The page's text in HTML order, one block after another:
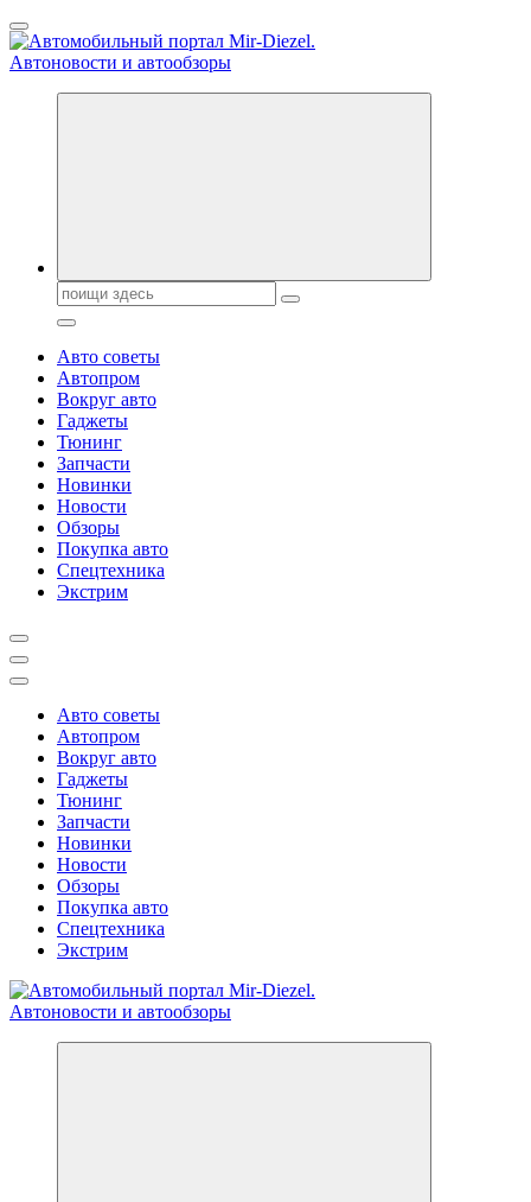
Перейти
к
содержанию
Справочник автомобилиста. Обзор новинок популярных
Поиск:
Авто советы
Автопром
Вокруг авто
Гаджеты
Тюнинг
Запчасти
Новинки
Новости
Обзоры
Покупка авто
Спецтехника
Экстрим
Авто советы
Автопром
Вокруг авто
Гаджеты
Тюнинг
Запчасти
Новинки
Новости
Обзоры
Покупка авто
Спецтехника
Экстрим
Справочник автомобилиста. Обзор новинок популярных